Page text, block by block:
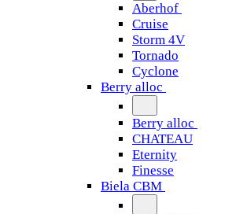
Aberhof
Cruise
Storm 4V
Tornado
Сyclone
Berry alloc
Berry alloc
CHATEAU
Eternity
Finesse
Biela CBM